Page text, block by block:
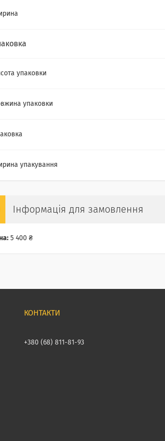
упаковки
упаковки
упакування
Інформація для замовлення
5 400 ₴
+380 (68) 811-81-93